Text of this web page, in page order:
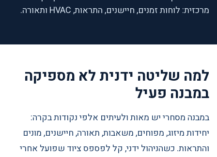
מרכזית: לוחות זמנים, חיישנים, התראות, HVAC ותאורה.
למה שליטה ידנית לא מספיקה
במבנה פעיל
במבנה מסחרי יש מאות ולעיתים אלפי נקודות בקרה:
יחידות מיזוג, מפוחים, משאבות, תאורה, חיישנים, מונים
והתראות. כשהניהול ידני, קל לפספס ציוד שפועל אחרי